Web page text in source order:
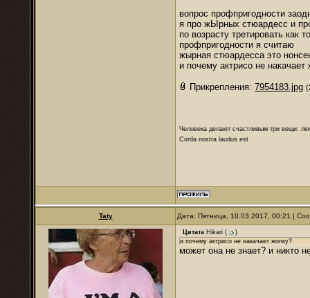
вопрос профпригодности
я про жЫрных стюардесс и
по возрасту третировать
профпригодности я считаю
жырная стюардесса это
и почему актрисо не
Прикрепления: 7954183.jpg
Человека делают счастливым три вещи:
Corda nostra laudus est
Taty Дата: Пятница, 10.03.2017, 00:21 |
Цитата Hikari (
)
и почему актрисо не накачает жопку?
может она не знает? и никто